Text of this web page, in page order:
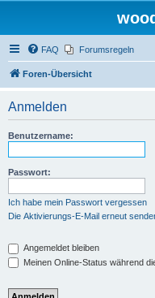
FAQ Forumsregeln
Foren-Übersicht
Anmelden
Benutzername:
Passwort:
Ich habe mein Passwort vergessen
Die Aktivierungs-E-Mail erneut
Angemeldet bleiben
Meinen Online-Status während